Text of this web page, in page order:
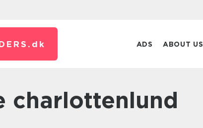
dk ADS ABOUT US
charlottenlund